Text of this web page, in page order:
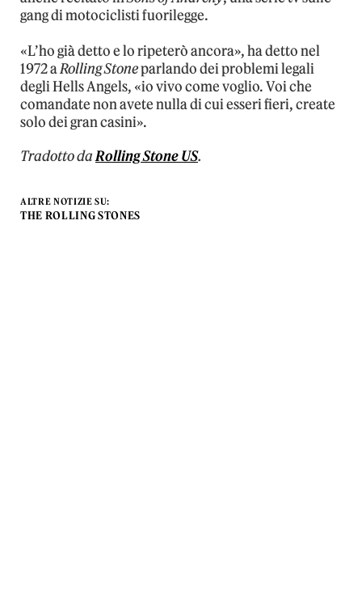
gang di motociclisti fuorilegge.
«L’ho già detto e lo ripeterò ancora», ha detto nel
1972 aRolling Stoneparlando dei problemi legali
degli Hells Angels, «io vivo come voglio. Voi che
comandate non avete nulla di cui esseri fieri, create
solo dei gran casini».
Tradotto daRolling Stone US.
ALTRE NOTIZIE SU:
THE ROLLING STONES